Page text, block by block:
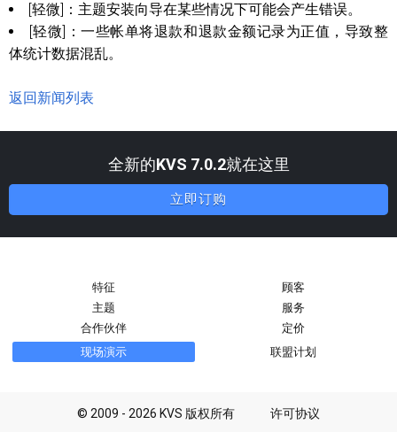
[轻微]：主题安装向导在某些情况下可能会产生错误。
[轻微]：一些帐单将退款和退款金额记录为正值，导致整
体统计数据混乱。
返回新闻列表
全新的KVS 7.0.2就在这里
立即订购
特征
顾客
主题
服务
合作伙伴
定价
现场演示
联盟计划
© 2009 - 2026 KVS 版权所有 许可协议